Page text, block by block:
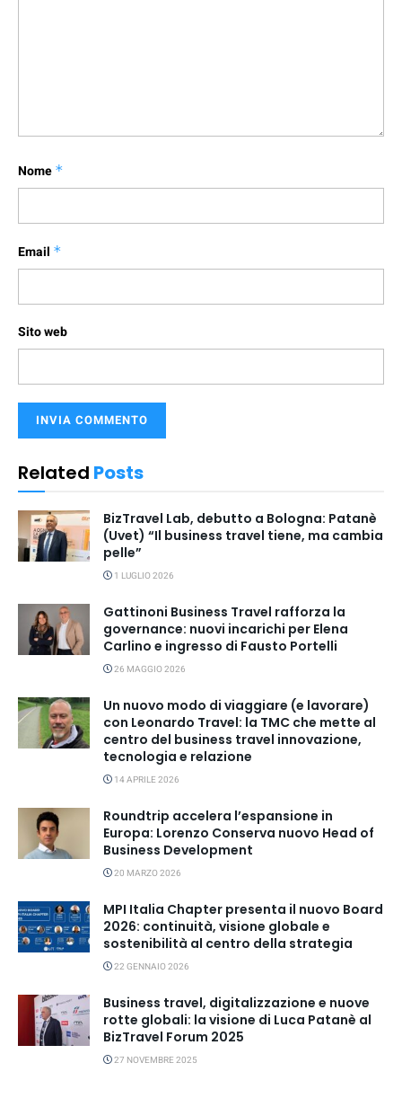
Nome *
Email *
Sito web
Related Posts
BizTravel Lab, debutto a Bologna: Patanè
(Uvet) “Il business travel tiene, ma cambia
pelle”
1 LUGLIO 2026
Gattinoni Business Travel rafforza la
governance: nuovi incarichi per Elena
Carlino e ingresso di Fausto Portelli
26 MAGGIO 2026
Un nuovo modo di viaggiare (e lavorare)
con Leonardo Travel: la TMC che mette al
centro del business travel innovazione,
tecnologia e relazione
14 APRILE 2026
Roundtrip accelera l’espansione in
Europa: Lorenzo Conserva nuovo Head of
Business Development
20 MARZO 2026
MPI Italia Chapter presenta il nuovo Board
2026: continuità, visione globale e
sostenibilità al centro della strategia
22 GENNAIO 2026
Business travel, digitalizzazione e nuove
rotte globali: la visione di Luca Patanè al
BizTravel Forum 2025
27 NOVEMBRE 2025